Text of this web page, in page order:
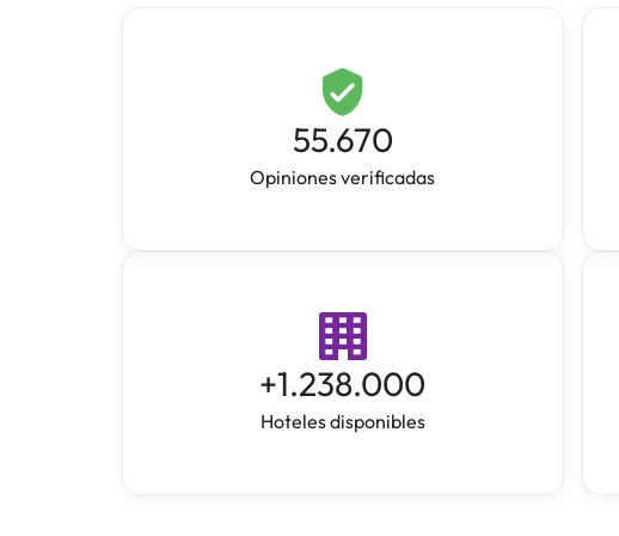
55.670
Opiniones verificadas
+1.238.000
Hoteles disponibles